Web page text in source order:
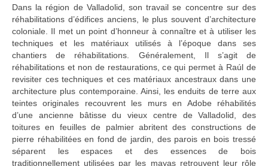
Dans la région de Valladolid, son travail se concentre sur des
réhabilitations d’édifices anciens, le plus souvent d’architecture
coloniale. Il met un point d’honneur à connaître et à utiliser les
techniques et les matériaux utilisés à l’époque dans ses
chantiers de réhabilitations. Généralement, Il s’agit de
réhabilitations et non de restaurations, ce qui permet à Raúl de
revisiter ces techniques et ces matériaux ancestraux dans une
architecture plus contemporaine. Ainsi, les enduits de terre aux
teintes originales recouvrent les murs en Adobe réhabilités
d’une ancienne bâtisse du vieux centre de Valladolid, des
toitures en feuilles de palmier abritent des constructions de
pierre réhabilitées en fond de jardin, des parois en bois tressé
séparent les espaces et des essences de bois
traditionnellement utilisées par les mayas retrouvent leur rôle